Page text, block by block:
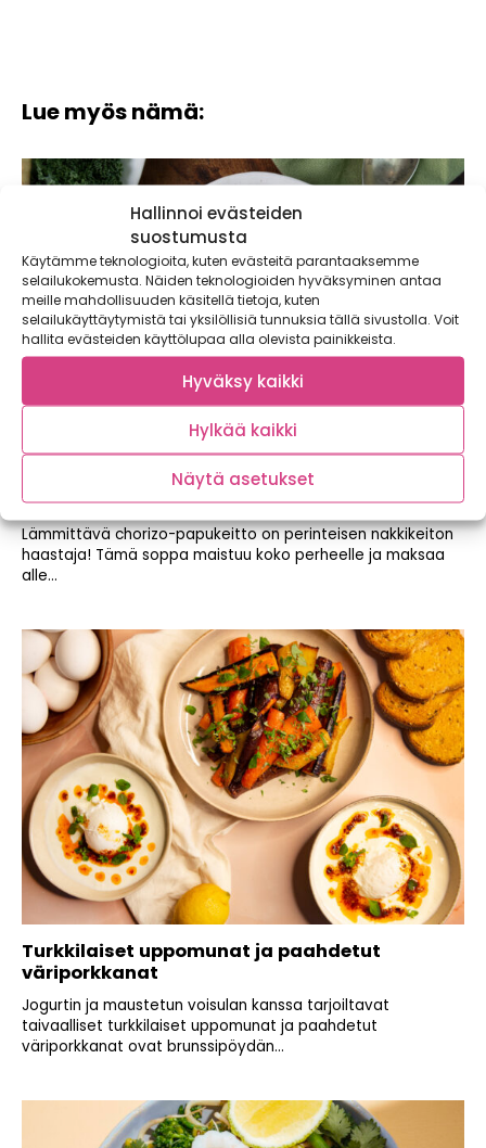
Hallinnoi evästeiden
suostumusta
Käytämme teknologioita, kuten evästeitä parantaaksemme
selailukokemusta. Näiden teknologioiden hyväksyminen antaa
meille mahdollisuuden käsitellä tietoja, kuten
selailukäyttäytymistä tai yksilöllisiä tunnuksia tällä sivustolla. Voit
hallita evästeiden käyttölupaa alla olevista painikkeista.
Hyväksy kaikki
Hylkää kaikki
Näytä asetukset
Lue myös nämä:
Chorizo-papukeitto – lämmittävä keitto
viileisiin iltoihin
Lämmittävä chorizo-papukeitto on perinteisen nakkikeiton
haastaja! Tämä soppa maistuu koko perheelle ja maksaa
alle...
Turkkilaiset uppomunat ja paahdetut
väriporkkanat
Jogurtin ja maustetun voisulan kanssa tarjoiltavat
taivaalliset turkkilaiset uppomunat ja paahdetut
väriporkkanat ovat brunssipöydän...